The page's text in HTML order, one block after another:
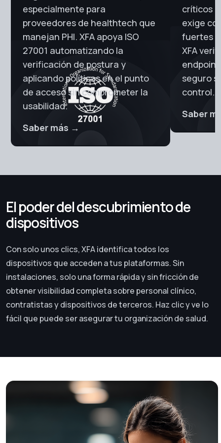
especialmente para
proveedores de healthtech que
manejan PHI. XFA apoya ISO
27001 automatizando la
verificación de postura y
aplicando políticas en el punto
de acceso sin comprometer la
usabilidad.
Saber más →
críticos
exige
fuertes
XFA
seguro
control.
Saber
El poder del descubrimiento de
dispositivos
Con solo unos clics, XFA identifica todos los
dispositivos que acceden a tus plataformas. Sin
instalaciones, solo una forma rápida y sin fricción de
obtener visibilidad completa sobre personal clínico,
contratistas y dispositivos de terceros. Haz clic y ve lo
fácil que puede ser asegurar tu organización de salud.